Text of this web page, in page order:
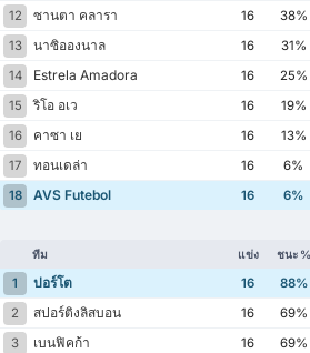
12
ซานตา คลารา 16 38%
13
นาซิอองนาล 16 31%
14
Estrela Amadora 16 25%
15
ริโอ อเว 16 19%
16
คาซา เย 16 13%
17
ทอนเดล่า 16 6%
18
AVS Futebol 16 6%
ทีม แข่ง ชนะ %
1 ปอร์โต 16 88%
2
สปอร์ติงลิสบอน 16 69%
3
เบนฟิคก้า 16 69%